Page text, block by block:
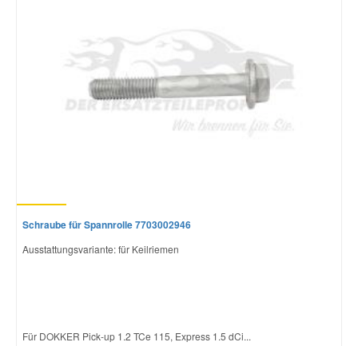
Schraube für Spannrolle 7703002946
Ausstattungsvariante: für Keilriemen
Für DOKKER Pick-up 1.2 TCe 115, Express 1.5 dCi...